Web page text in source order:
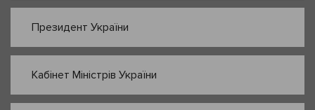
Президент України
Кабінет Міністрів України